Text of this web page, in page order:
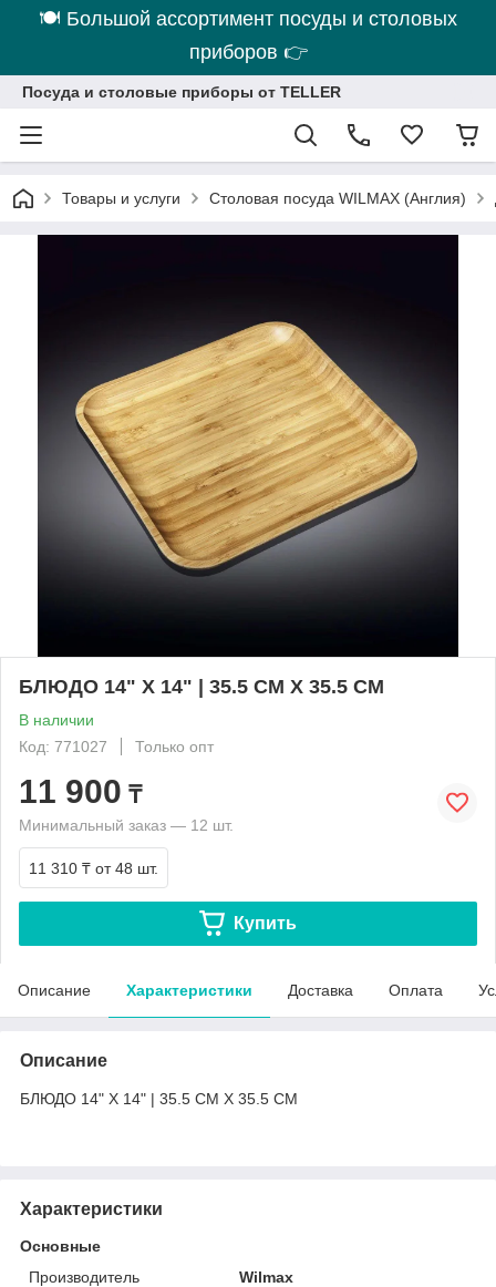
🍽 Большой ассортимент посуды и столовых
приборов 👉
Посуда и столовые приборы от TELLER
Товары и услуги Столовая посуда WILMAX (Англия)
БЛЮДО 14" X 14" | 35.5 CM X 35.5 CM
В наличии
Код: 771027
Только опт
11 900 ₸
Минимальный заказ — 12 шт.
11 310 ₸ от 48 шт.
Купить
Описание Характеристики Доставка Оплата
Описание
БЛЮДО 14" X 14" | 35.5 CM X 35.5 CM
Характеристики
Основные
Производитель
Wilmax